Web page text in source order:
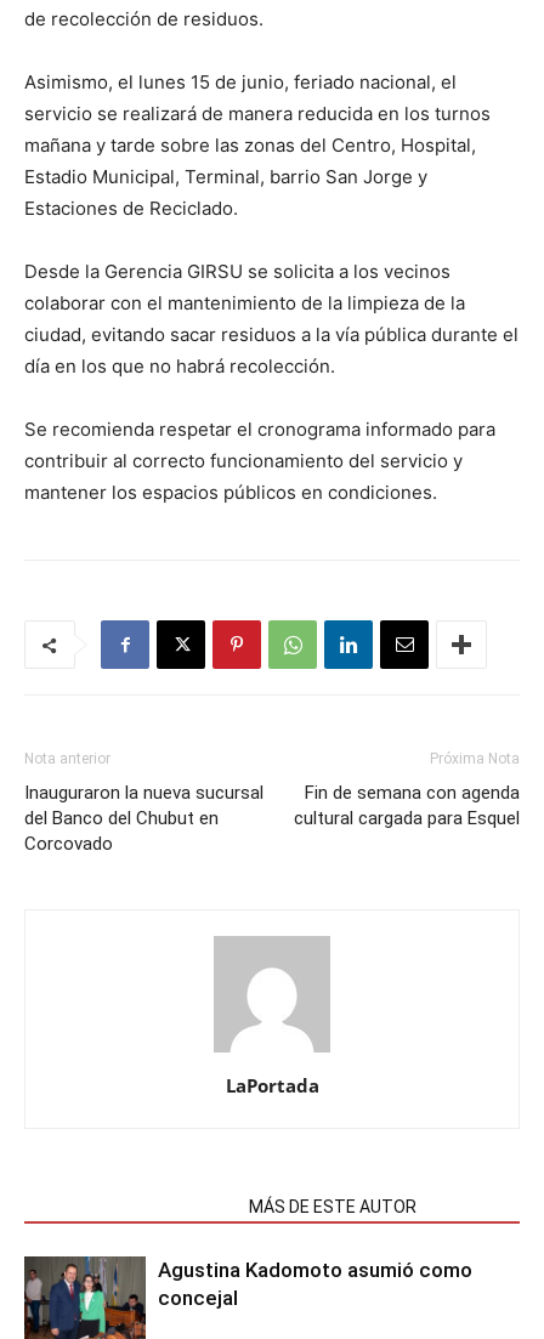
de recolección de residuos.
Asimismo, el lunes 15 de junio, feriado nacional, el
servicio se realizará de manera reducida en los turnos
mañana y tarde sobre las zonas del Centro, Hospital,
Estadio Municipal, Terminal, barrio San Jorge y
Estaciones de Reciclado.
Desde la Gerencia GIRSU se solicita a los vecinos
colaborar con el mantenimiento de la limpieza de la
ciudad, evitando sacar residuos a la vía pública durante el
día en los que no habrá recolección.
Se recomienda respetar el cronograma informado para
contribuir al correcto funcionamiento del servicio y
mantener los espacios públicos en condiciones.
Nota anterior
Inauguraron la nueva sucursal
del Banco del Chubut en
Corcovado
Próxima Nota
Fin de semana con agenda
cultural cargada para Esquel
LaPortada
MÁS DE ESTE AUTOR
Agustina Kadomoto asumió como
concejal